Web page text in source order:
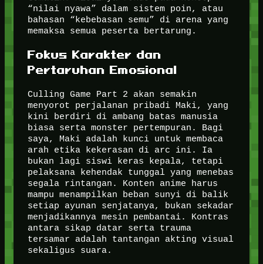
“nilai nyawa” dalam sistem poin, atau
bahasan “kebebasan semu” di arena yang
memaksa semua peserta bertarung.
Fokus Karakter dan
Pertaruhan Emosional
Culling Game Part 2 akan semakin
menyorot perjalanan pribadi Maki, yang
kini berdiri di ambang batas manusia
biasa serta monster pertempuran. Bagi
saya, Maki adalah kunci untuk membaca
arah etika kekerasan di arc ini. Ia
bukan lagi siswi keras kepala, tetapi
pelaksana kehendak tunggal yang menebas
segala rintangan. Konten anime harus
mampu menampilkan beban sunyi di balik
setiap ayunan senjatanya, bukan sekadar
menjadikannya mesin pembantai. Kontras
antara sikap datar serta trauma
tersamar adalah tantangan akting visual
sekaligus suara.